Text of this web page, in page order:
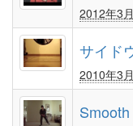
2012年3
サイド
2010年3